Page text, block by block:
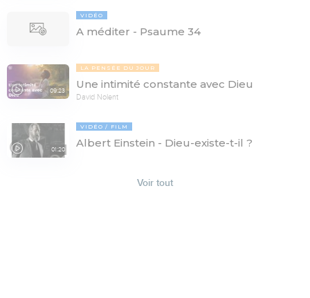
VIDÉO
A méditer - Psaume 34
09:23
LA PENSÉE DU JOUR
Une intimité constante avec Dieu
David Nolent
01:20
VIDÉO FILM
Albert Einstein - Dieu-existe-t-il ?
Voir tout